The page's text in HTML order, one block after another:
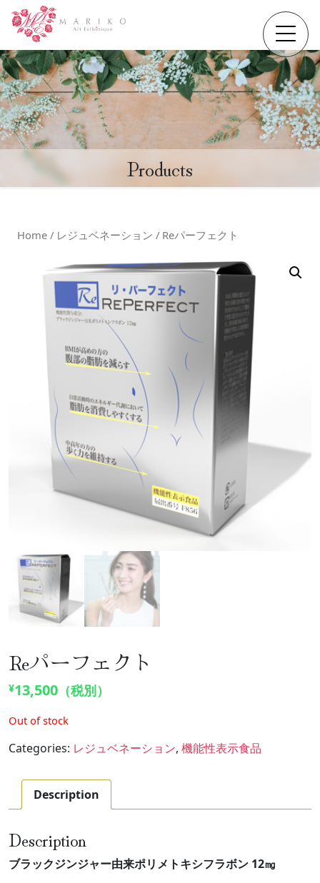
Products
Home / レジュベネーション / Reパーフェクト
Reパーフェクト
¥13,500 （税別）
Out of stock
Categories: レジュベネーション, 機能性表示食品
Description
Description
ブラックジンジャー由来ポリメトキシフラボン 12㎎